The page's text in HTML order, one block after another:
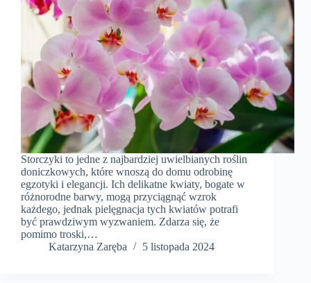
Storczyki to jedne z najbardziej uwielbianych roślin
doniczkowych, które wnoszą do domu odrobinę
egzotyki i elegancji. Ich delikatne kwiaty, bogate w
różnorodne barwy, mogą przyciągnąć wzrok
każdego, jednak pielęgnacja tych kwiatów potrafi
być prawdziwym wyzwaniem. Zdarza się, że
pomimo troski,…
Katarzyna Zaręba
5 listopada 2024